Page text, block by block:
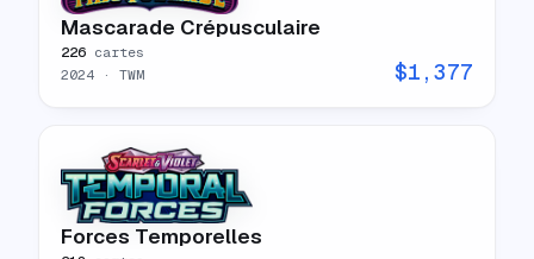
Mascarade Crépusculaire
226 cartes
2024 · TWM $1,377
Forces Temporelles